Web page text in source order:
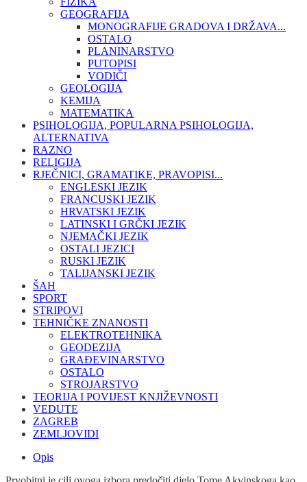
GEOGRAFIJA
MONOGRAFIJE GRADOVA I DRŽAVA...
OSTALO
PLANINARSTVO
PUTOPISI
VODIČI
GEOLOGIJA
KEMIJA
MATEMATIKA
PSIHOLOGIJA, POPULARNA PSIHOLOGIJA,
ALTERNATIVA
RAZNO
RELIGIJA
RJEČNICI, GRAMATIKE, PRAVOPISI...
ENGLESKI JEZIK
FRANCUSKI JEZIK
HRVATSKI JEZIK
LATINSKI I GRČKI JEZIK
NJEMAČKI JEZIK
OSTALI JEZICI
RUSKI JEZIK
TALIJANSKI JEZIK
ŠAH
SPORT
STRIPOVI
TEHNIČKE ZNANOSTI
ELEKTROTEHNIKA
GEODEZIJA
GRAĐEVINARSTVO
OSTALO
STROJARSTVO
TEORIJA I POVIJEST KNJIŽEVNOSTI
VEDUTE
ZAGREB
ZEMLJOVIDI
Opis